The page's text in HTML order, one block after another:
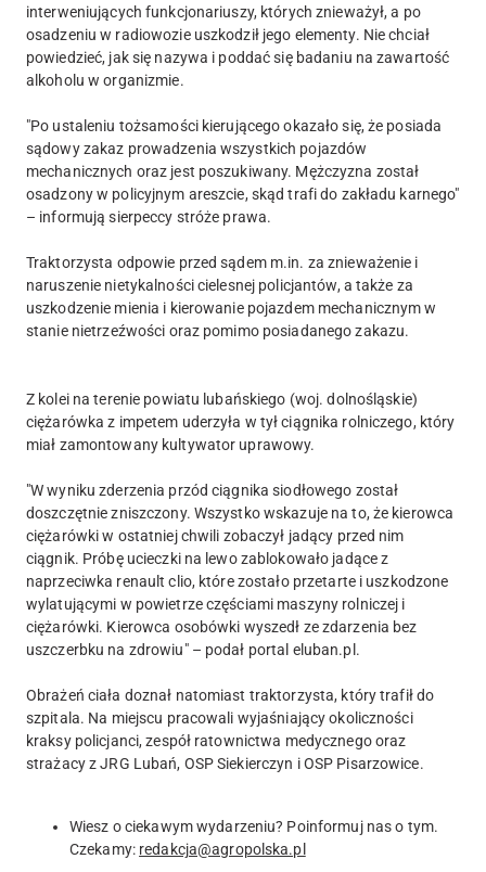
interweniujących funkcjonariuszy, których znieważył, a po
osadzeniu w radiowozie uszkodził jego elementy. Nie chciał
powiedzieć, jak się nazywa i poddać się badaniu na zawartość
alkoholu w organizmie.
"Po ustaleniu tożsamości kierującego okazało się, że posiada
sądowy zakaz prowadzenia wszystkich pojazdów
mechanicznych oraz jest poszukiwany. Mężczyzna został
osadzony w policyjnym areszcie, skąd trafi do zakładu karnego"
– informują sierpeccy stróże prawa.
Traktorzysta odpowie przed sądem m.in. za znieważenie i
naruszenie nietykalności cielesnej policjantów, a także za
uszkodzenie mienia i kierowanie pojazdem mechanicznym w
stanie nietrzeźwości oraz pomimo posiadanego zakazu.
Z kolei na terenie powiatu lubańskiego (woj. dolnośląskie)
ciężarówka z impetem uderzyła w tył ciągnika rolniczego, który
miał zamontowany kultywator uprawowy.
"W wyniku zderzenia przód ciągnika siodłowego został
doszczętnie zniszczony. Wszystko wskazuje na to, że kierowca
ciężarówki w ostatniej chwili zobaczył jadący przed nim
ciągnik. Próbę ucieczki na lewo zablokowało jadące z
naprzeciwka renault clio, które zostało przetarte i uszkodzone
wylatującymi w powietrze częściami maszyny rolniczej i
ciężarówki. Kierowca osobówki wyszedł ze zdarzenia bez
uszczerbku na zdrowiu" – podał portal eluban.pl.
Obrażeń ciała doznał natomiast traktorzysta, który trafił do
szpitala. Na miejscu pracowali wyjaśniający okoliczności
kraksy policjanci, zespół ratownictwa medycznego oraz
strażacy z JRG Lubań, OSP Siekierczyn i OSP Pisarzowice.
Wiesz o ciekawym wydarzeniu? Poinformuj nas o tym.
Czekamy: redakcja@agropolska.pl